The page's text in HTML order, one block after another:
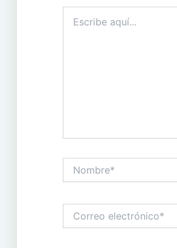
aquí...
electrónico*